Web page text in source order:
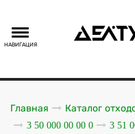
НАВИГАЦИЯ
Главная Каталог
3 50 000 00 00 0
3 51